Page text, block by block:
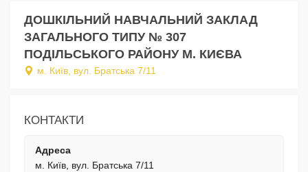
ДОШКІЛЬНИЙ НАВЧАЛЬНИЙ ЗАКЛАД
ЗАГАЛЬНОГО ТИПУ № 307
ПОДІЛЬСЬКОГО РАЙОНУ М. КИЄВА
м. Київ, вул. Братська 7/11
КОНТАКТИ
Адреса
м. Київ, вул. Братська 7/11